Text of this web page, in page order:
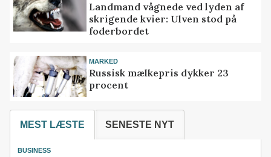
Landmand vågnede ved lyden af
skrigende kvier: Ulven stod på
foderbordet
MARKED
Russisk mælkepris dykker 23
procent
MEST LÆSTE SENESTE NYT
BUSINESS